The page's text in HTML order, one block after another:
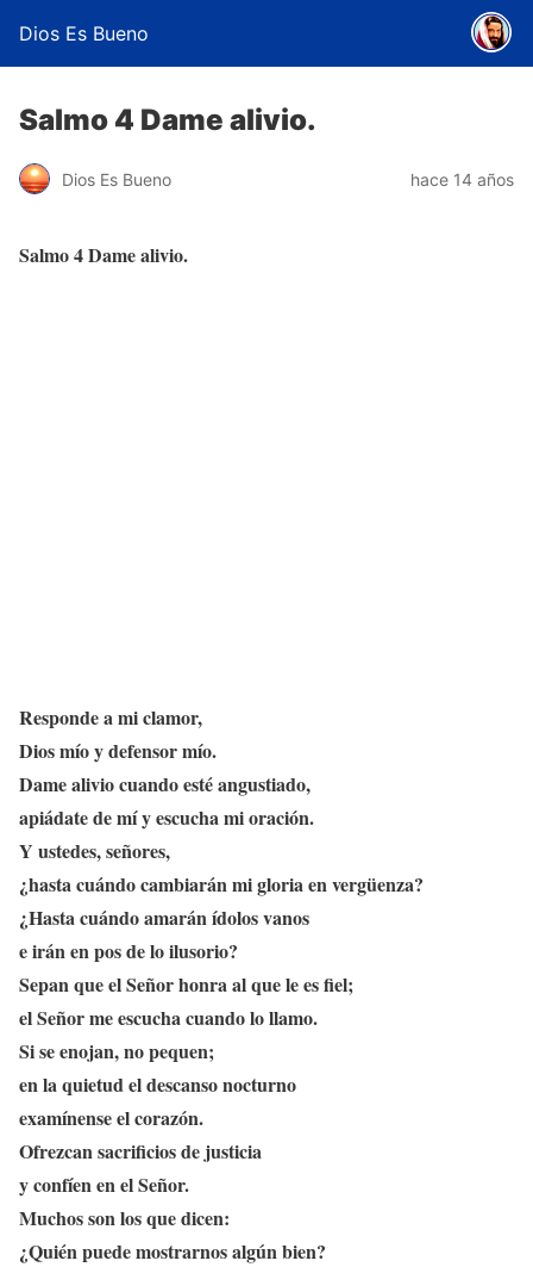
Dios Es Bueno
Salmo 4 Dame alivio.
Dios Es Bueno hace 14 años
Salmo 4 Dame alivio.
Responde a mi clamor,
Dios mío y defensor mío.
Dame alivio cuando esté angustiado,
apiádate de mí y escucha mi oración.
Y ustedes, señores,
¿hasta cuándo cambiarán mi gloria en vergüenza?
¿Hasta cuándo amarán ídolos vanos
e irán en pos de lo ilusorio?
Sepan que el Señor honra al que le es fiel;
el Señor me escucha cuando lo llamo.
Si se enojan, no pequen;
en la quietud el descanso nocturno
examínense el corazón.
Ofrezcan sacrificios de justicia
y confíen en el Señor.
Muchos son los que dicen:
¿Quién puede mostrarnos algún bien?